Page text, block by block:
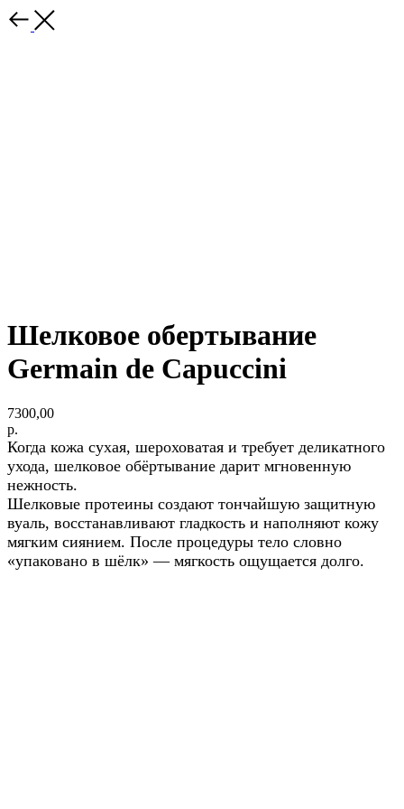
Шелковое обертывание
Germain de Capuccini
7300,00
р.
Когда кожа сухая, шероховатая и требует деликатного
ухода, шелковое обёртывание дарит мгновенную
нежность.
Шелковые протеины создают тончайшую защитную
вуаль, восстанавливают гладкость и наполняют кожу
мягким сиянием. После процедуры тело словно
«упаковано в шёлк» — мягкость ощущается долго.